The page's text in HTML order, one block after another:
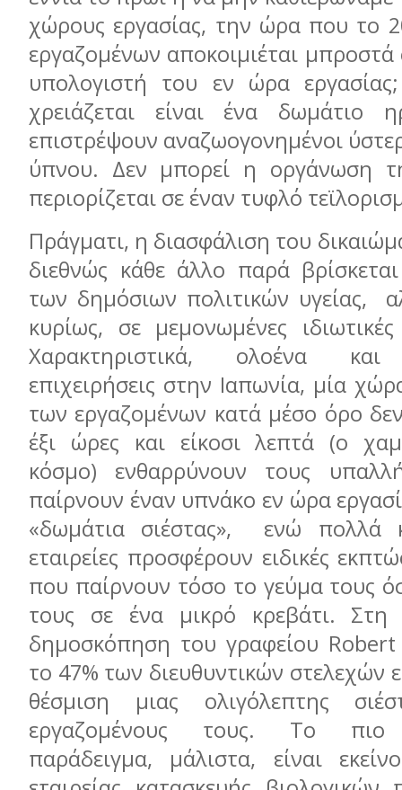
χώρους εργασίας, την ώρα που το
εργαζομένων αποκοιμιέται μπροστά
υπολογιστή του εν ώρα
χρειάζεται είναι ένα δωμάτιο
επιστρέψουν αναζωογονημένοι
ύπνου. Δεν μπορεί η οργάνωση
περιορίζεται σε έναν τυφλό
Πράγματι, η διασφάλιση του
διεθνώς κάθε άλλο παρά
των δημόσιων πολιτικών υγείας,
κυρίως, σε μεμονωμένες
Χαρακτηριστικά, ολοένα και
επιχειρήσεις στην Ιαπωνία, μία
των εργαζομένων κατά μέσο όρο δεν
έξι ώρες και είκοσι λεπτά (ο
κόσμο) ενθαρρύνουν τους
παίρνουν έναν υπνάκο εν ώρα
«δωμάτια σιέστας», ενώ πολλά
εταιρείες προσφέρουν ειδικές
που παίρνουν τόσο το γεύμα τους
τους σε ένα μικρό κρεβάτι. Στη
δημοσκόπηση του γραφείου
το 47% των διευθυντικών στελεχών
θέσμιση μιας ολιγόλεπτης
εργαζομένους τους. Το πιο
παράδειγμα, μάλιστα, είναι